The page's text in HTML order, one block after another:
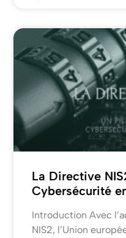
La Directive
Cybersécurité
Introduction Avec
NIS2, l’Union